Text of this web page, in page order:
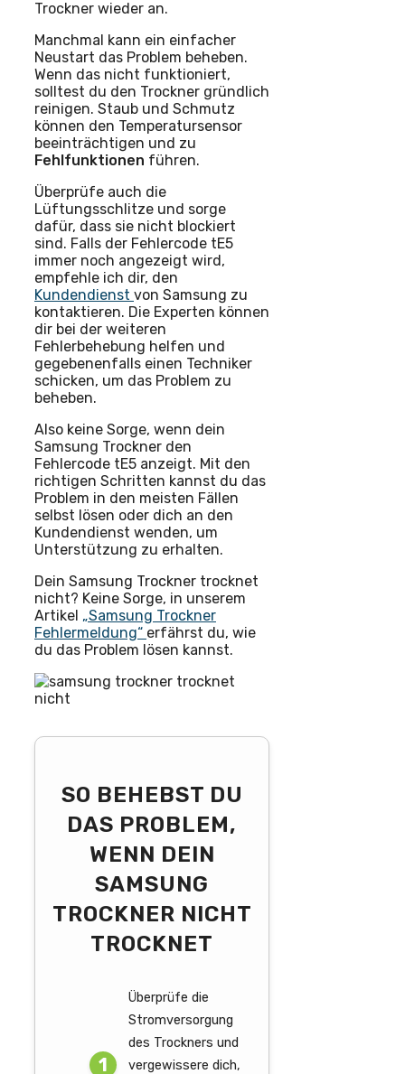
Trockner wieder an.
Manchmal kann ein einfacher
Neustart das Problem beheben.
Wenn das nicht funktioniert,
solltest du den Trockner gründlich
reinigen. Staub und Schmutz
können den Temperatursensor
beeinträchtigen und zu
Fehlfunktionen führen.
Überprüfe auch die
Lüftungsschlitze und sorge
dafür, dass sie nicht blockiert
sind. Falls der Fehlercode tE5
immer noch angezeigt wird,
empfehle ich dir, den
Kundendienst von Samsung zu
kontaktieren. Die Experten können
dir bei der weiteren
Fehlerbehebung helfen und
gegebenenfalls einen Techniker
schicken, um das Problem zu
beheben.
Also keine Sorge, wenn dein
Samsung Trockner den
Fehlercode tE5 anzeigt. Mit den
richtigen Schritten kannst du das
Problem in den meisten Fällen
selbst lösen oder dich an den
Kundendienst wenden, um
Unterstützung zu erhalten.
Dein Samsung Trockner trocknet
nicht? Keine Sorge, in unserem
Artikel „Samsung Trockner
Fehlermeldung“ erfährst du, wie
du das Problem lösen kannst.
SO BEHEBST DU
DAS PROBLEM,
WENN DEIN
SAMSUNG
TROCKNER NICHT
TROCKNET
Überprüfe die
Stromversorgung
des Trockners und
vergewissere dich,